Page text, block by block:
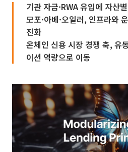
기관 자금·RWA 유입에 자산
모포·아베·오일러, 인프라와
진화
온체인 신용 시장 경쟁 축, 유
이션 역량으로 이동